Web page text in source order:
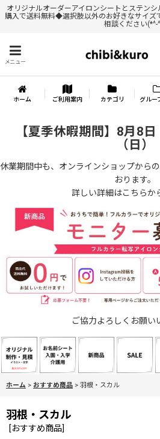
オリジナルオーダーアイロンシートとステン
購入で送料無料◆選択肢以外のお好きなサイズ
相談ください(*^-
メニュー
ホーム ご利用案内 カテゴリ グルー
【夏季休暇期間】8月8
（日）
休業期間中も、オンラインショップから
おります。
詳しい詳細はこちら
ご協力よろしくお願い
ホーム > おすすめ商品 > 羽根・スカル
羽根・スカル
[おすすめ商品]